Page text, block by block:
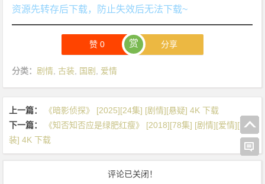
资源先转存后下载，防止失效后无法下载~
赞0 赏 分享
分类： 剧情 ,古装 国剧 爱情
上一篇：
《暗影侦探》 [2025][24集] [剧情][悬疑] 4K 下载
下一篇：
《知否知否应是绿肥红瘦》 [2018][78集] [剧情][爱情][古
装] 4K 下载
评论已关闭！